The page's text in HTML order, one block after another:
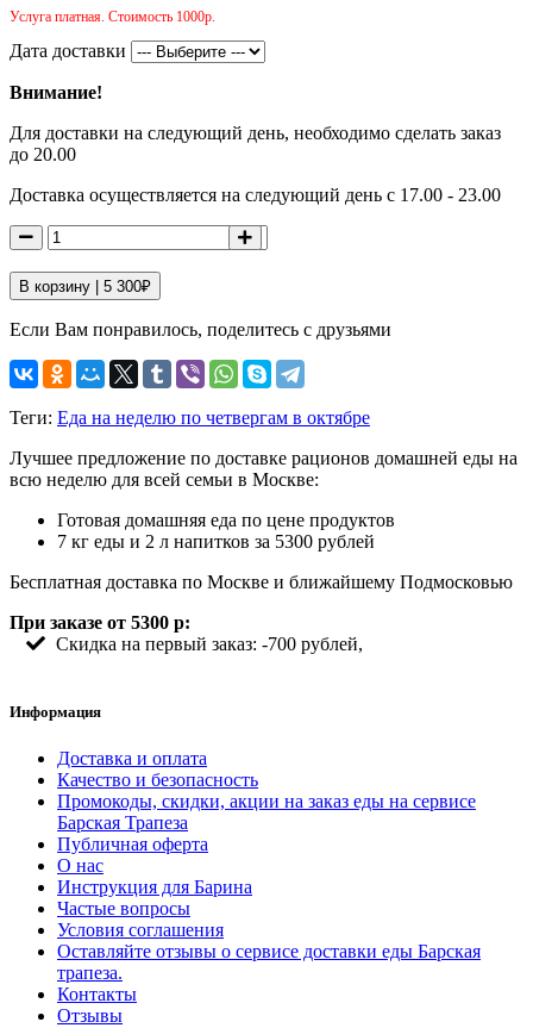
Услуга платная. Стоимость 1000р.
Дата доставки
Внимание!
Для доставки на следующий день, необходимо сделать заказ
до 20.00
Доставка осуществляется на следующий день с 17.00 - 23.00
В корзину | 5 300₽
Если Вам понравилось, поделитесь с друзьями
Теги: Еда на неделю по четвергам в октябре
Лучшее предложение по доставке рационов домашней еды на
всю неделю для всей семьи в Москве:
Готовая домашняя еда по цене продуктов
7 кг еды и 2 л напитков за 5300 рублей
Бесплатная доставка по Москве и ближайшему Подмосковью
При заказе от 5300 р:
Скидка на первый заказ: -700 рублей,
Информация
Доставка и оплата
Качество и безопасность
Промокоды, скидки, акции на заказ еды на сервисе
Барская Трапеза
Публичная оферта
О нас
Инструкция для Барина
Частые вопросы
Условия соглашения
Оставляйте отзывы о сервисе доставки еды Барская
трапеза.
Контакты
Отзывы